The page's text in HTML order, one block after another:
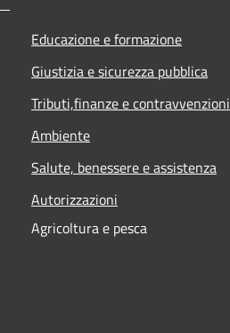
Educazione e formazione
Giustizia e sicurezza pubblica
Tributi,finanze e contravvenzioni
Ambiente
Salute, benessere e assistenza
Autorizzazioni
Agricoltura e pesca